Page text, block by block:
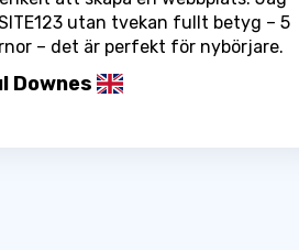
utan tvekan fullt betyg – 5
– det är perfekt för nybörjare.
Downes